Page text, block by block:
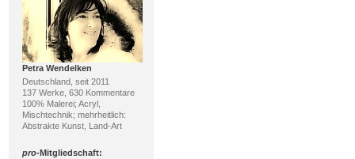
Petra Wendelken
Deutschland, seit 2011
137 Werke, 630 Kommentare
100% Malerei; Acryl,
Mischtechnik; mehrheitlich:
Abstrakte Kunst, Land-Art
pro-Mitgliedschaft: